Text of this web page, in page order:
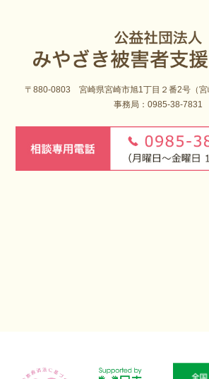
〒880-0803 宮崎県宮崎市旭1丁目２番2号（宮
事務局：0985-38-7831